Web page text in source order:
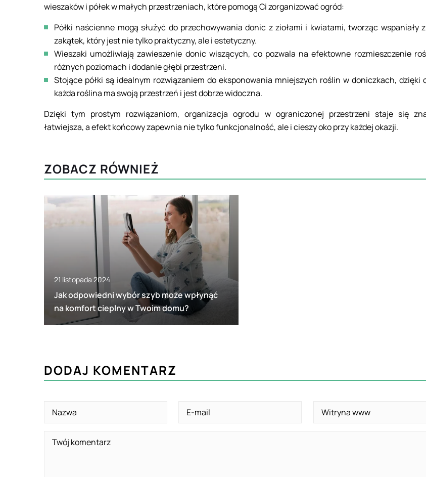
wieszaków i półek w małych przestrzeniach, które pomogą Ci zorganizować ogród:
Półki naścienne mogą służyć do przechowywania donic z ziołami i kwiatami, tworząc wspaniały
zakątek, który jest nie tylko praktyczny, ale i estetyczny.
Wieszaki umożliwiają zawieszenie donic wiszących, co pozwala na efektowne rozmieszczenie
różnych poziomach i dodanie głębi przestrzeni.
Stojące półki są idealnym rozwiązaniem do eksponowania mniejszych roślin w doniczkach, dzięki
każda roślina ma swoją przestrzeń i jest dobrze widoczna.
Dzięki tym prostym rozwiązaniom, organizacja ogrodu w ograniczonej przestrzeni staje się
łatwiejsza, a efekt końcowy zapewnia nie tylko funkcjonalność, ale i cieszy oko przy każdej okazji.
ZOBACZ RÓWNIEŻ
21 listopada 2024
Jak odpowiedni wybór szyb może wpłynąć
na komfort cieplny w Twoim domu?
DODAJ KOMENTARZ